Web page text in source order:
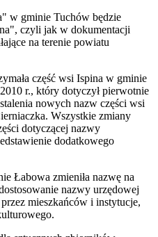
w gminie Tuchów będzie
czyli jak w dokumentacji
na terenie powiatu
część wsi Ispina w gminie
r., który dotyczył pierwotnie
nowych nazw części wsi
Wszystkie zmiany
dotyczącej nazwy
dodatkowego
Łabowa zmieniła nazwę na
nazwy urzędowej
mieszkańców i instytucje,